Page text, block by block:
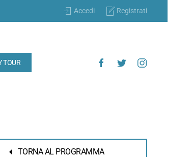
Accedi Registrati
TOUR
TORNA AL PROGRAMMA